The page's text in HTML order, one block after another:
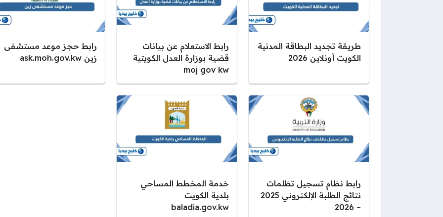
طريقة تجديد البطاقة المدنية
الكويت أونلاين 2026
رابط الاستعلام عن بيانات
قضية بوزارة العدل الكويتية
moj gov kw
رابط حجز موعد مستشفى
زين ask.moh.gov.kw
رابط نظام تسجيل تظلمات
نتائج الطلبة الإلكتروني 2025
– 2026
خدمة المخطط المساحي
بلدية الكويت
baladia.gov.kw